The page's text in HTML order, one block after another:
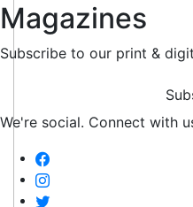
Magazines
Subscribe to our print &
We're social. Connect with